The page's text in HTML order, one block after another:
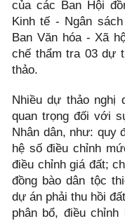
của các Ban Hội
Kinh tế - Ngân
Ban Văn hóa - Xã
chế thẩm tra 03 dự
thảo.
Nhiều dự thảo nghị
quan trọng đối với
Nhân dân, như: quy
hệ số điều chỉnh
điều chỉnh giá đất;
đồng bào dân tộc
dự án phải thu hồi
phân bổ, điều